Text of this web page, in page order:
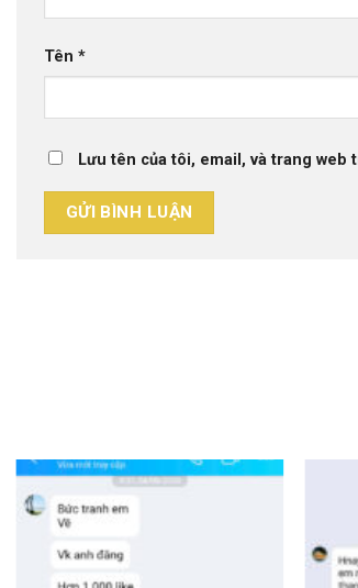
Tên *
Lưu tên của tôi, email, và trang